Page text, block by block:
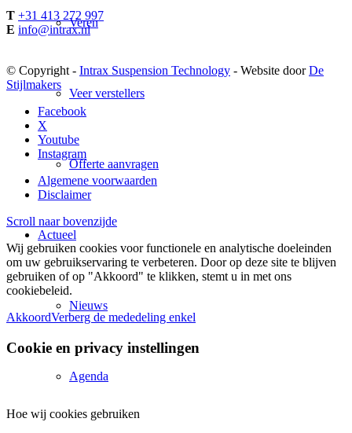
Veren
Veer verstellers
Offerte aanvragen
Actueel
Nieuws
Agenda
T +31 413 272 997
E info@intrax.nl
© Copyright - Intrax Suspension Technology - Website doorDe
Stijlmakers
Facebook
X
Youtube
Instagram
Algemene voorwaarden
Disclaimer
Scroll naar bovenzijde
Wij gebruiken cookies voor functionele en analytische doeleinden
om uw gebruikservaring te verbeteren. Door op deze site te blijven
gebruiken of op "Akkoord" te klikken, stemt u in met ons
cookiebeleid.
AkkoordVerberg de mededeling enkel
Cookie en privacy instellingen
Hoe wij cookies gebruiken